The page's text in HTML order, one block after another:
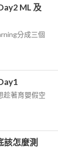
ML 及
分成三個
趁著育嬰假空
該怎麼測